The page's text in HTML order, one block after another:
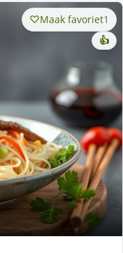
Maak favoriet1
👍